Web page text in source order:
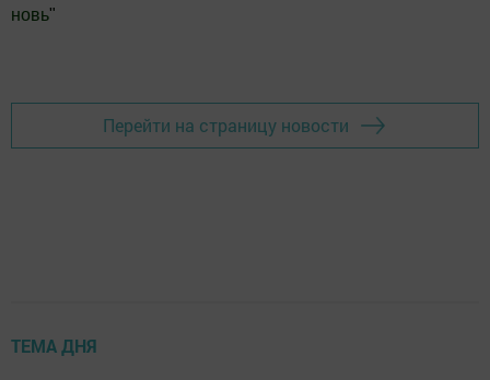
новь"
Перейти на страницу новости
ТЕМА ДНЯ